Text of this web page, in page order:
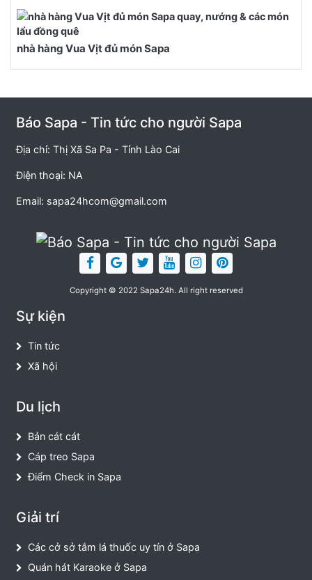
nhà hàng Vua Vịt đủ món Sapa
Báo Sapa - Tin tức cho người Sapa
Địa chỉ: Thị Xã Sa Pa - Tỉnh Lào Cai
Điện thoại: NA
Email: sapa24hcom@gmail.com
Copyright © 2022 Sapa24h. All right reserved
Sự kiện
Tin tức
Xã hội
Du lịch
Bản cát cát
Cáp treo Sapa
Điểm Check in Sapa
Giải trí
Các cở sở tắm lá thuốc uy tín ở Sapa
Quán hát Karaoke ở Sapa